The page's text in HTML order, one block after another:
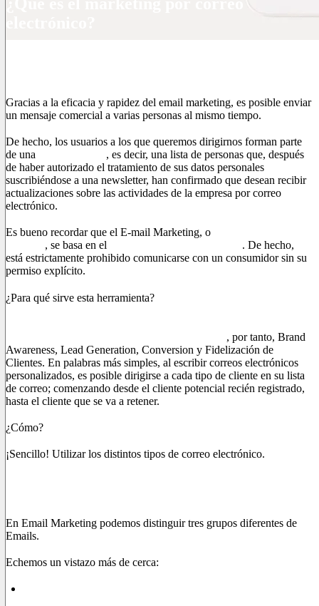
Gracias a la eficacia y rapidez del email marketing, es posible enviar
un mensaje comercial a varias personas al mismo tiempo.
De hecho, los usuarios a los que queremos dirigirnos forman parte
de una
, es decir, una lista de personas que, después
de haber autorizado el tratamiento de sus datos personales
suscribiéndose a una newsletter, han confirmado que desean recibir
actualizaciones sobre las actividades de la empresa por correo
electrónico.
Es bueno recordar que el E-mail Marketing, o
, se basa en el
. De hecho,
está estrictamente prohibido comunicarse con un consumidor sin su
permiso explícito.
¿Para qué sirve esta herramienta?
, por tanto, Brand
Awareness, Lead Generation, Conversion y Fidelización de
Clientes. En palabras más simples, al escribir correos electrónicos
personalizados, es posible dirigirse a cada tipo de cliente en su lista
de correo; comenzando desde el cliente potencial recién registrado,
hasta el cliente que se va a retener.
¿Cómo?
¡Sencillo! Utilizar los distintos tipos de correo electrónico.
En Email Marketing podemos distinguir tres grupos diferentes de
Emails.
Echemos un vistazo más de cerca: